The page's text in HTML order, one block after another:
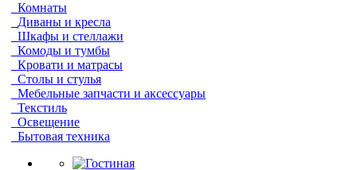
Комнаты
Диваны и кресла
Шкафы и стеллажи
Комоды и тумбы
Кровати и матрасы
Столы и стулья
Мебельные запчасти и аксессуары
Текстиль
Освещение
Бытовая техника